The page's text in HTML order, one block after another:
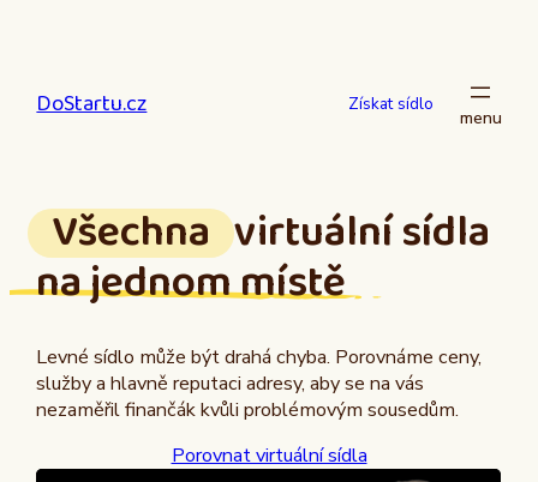
DoStartu.cz Získat sídlo
Všechna virtuální sídla
na jednom místě
Levné sídlo může být drahá chyba. Porovnáme ceny,
služby a hlavně reputaci adresy, aby se na vás
nezaměřil finančák kvůli problémovým sousedům.
Porovnat virtuální sídla